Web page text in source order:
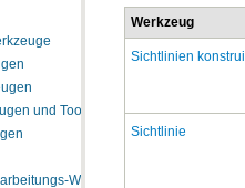
und Toolboxes
Workflows
Werkzeug
Sichtlinien
Sichtlinie